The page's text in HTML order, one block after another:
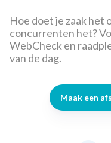
Hoe doet je zaak het
concurrenten het?
WebCheck en
van de dag.
Maak een